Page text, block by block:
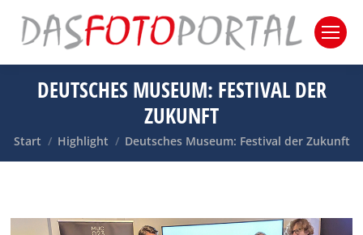
DEUTSCHES MUSEUM: FESTIVAL DER
ZUKUNFT
Sie befinden sich hier:
Start Highlight Deutsches Museum: Festival der Zukunft